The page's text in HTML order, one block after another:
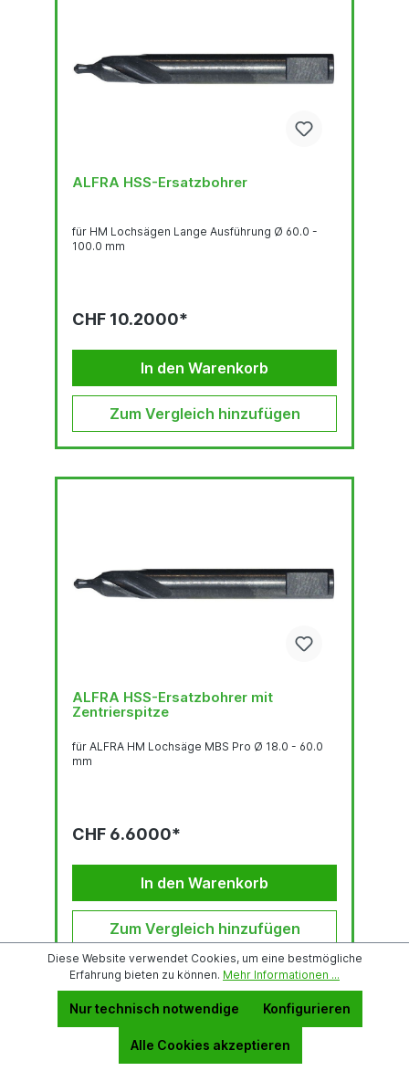
ALFRA HSS-Ersatzbohrer
für HM Lochsägen Lange Ausführung Ø 60.0 -
100.0 mm
CHF 10.2000*
In den Warenkorb
Zum Vergleich hinzufügen
ALFRA HSS-Ersatzbohrer mit
Zentrierspitze
für ALFRA HM Lochsäge MBS Pro Ø 18.0 - 60.0
mm
CHF 6.6000*
In den Warenkorb
Zum Vergleich hinzufügen
Diese Website verwendet Cookies, um eine bestmögliche
Erfahrung bieten zu können. Mehr Informationen ...
Nur technisch notwendige Konfigurieren
Alle Cookies akzeptieren